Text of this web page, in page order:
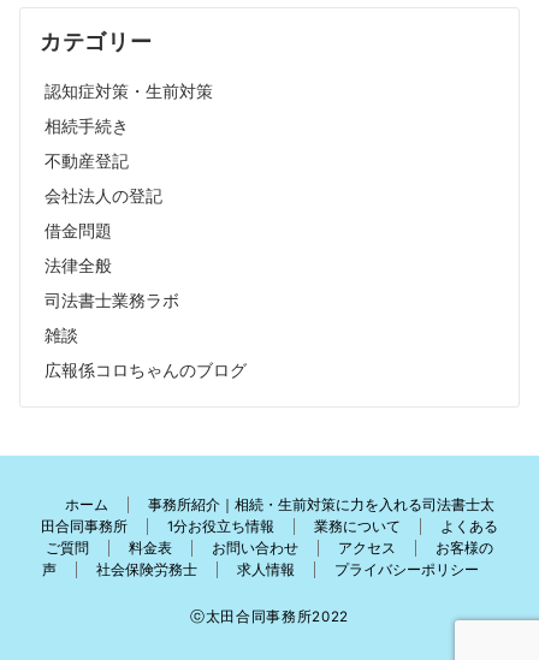
カテゴリー
認知症対策・生前対策
相続手続き
不動産登記
会社法人の登記
借金問題
法律全般
司法書士業務ラボ
雑談
広報係コロちゃんのブログ
ホーム
事務所紹介｜相続・生前対策に力を入れる司法書士太
田合同事務所
1分お役立ち情報 業務について
よくある
ご質問
料金表 お問い合わせ アクセス
お客様の
声
社会保険労務士 求人情報 プライバシーポリシー
ⓒ太田合同事務所2022